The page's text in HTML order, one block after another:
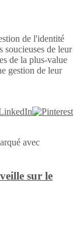
de l'identité
soucieuses de leur
de la plus-value
gestion de leur
avec
sur le